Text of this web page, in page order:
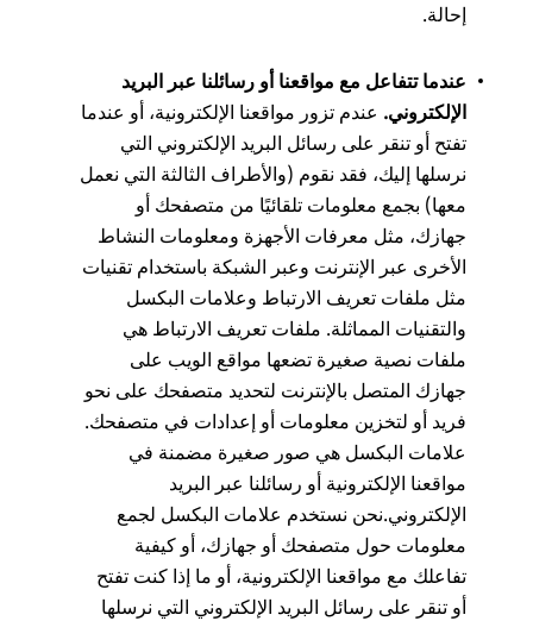
إحالة.
عندما تتفاعل مع مواقعنا أو رسائلنا عبر البريد
الإلكتروني. عندم تزور مواقعنا الإلكترونية، أو عندما
تفتح أو تنقر على رسائل البريد الإلكتروني التي
نرسلها إليك، فقد نقوم (والأطراف الثالثة التي نعمل
معها) بجمع معلومات تلقائيًا من متصفحك أو
جهازك، مثل معرفات الأجهزة ومعلومات النشاط
الأخرى عبر الإنترنت وعبر الشبكة باستخدام تقنيات
مثل ملفات تعريف الارتباط وعلامات البكسل
والتقنيات المماثلة. ملفات تعريف الارتباط هي
ملفات نصية صغيرة تضعها مواقع الويب على
جهازك المتصل بالإنترنت لتحديد متصفحك على نحو
فريد أو لتخزين معلومات أو إعدادات في متصفحك.
علامات البكسل هي صور صغيرة مضمنة في
مواقعنا الإلكترونية أو رسائلنا عبر البريد
الإلكتروني.نحن نستخدم علامات البكسل لجمع
معلومات حول متصفحك أو جهازك، أو كيفية
تفاعلك مع مواقعنا الإلكترونية، أو ما إذا كنت تفتح
أو تنقر على رسائل البريد الإلكتروني التي نرسلها